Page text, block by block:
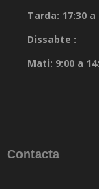
Tarda: 17:30 a
Dissabte :
Mati: 9:00 a
Contacta